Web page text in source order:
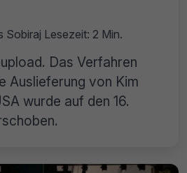
Sobiraj Lesezeit: 2 Min.
Das Verfahren
Auslieferung von Kim
wurde auf den 16.